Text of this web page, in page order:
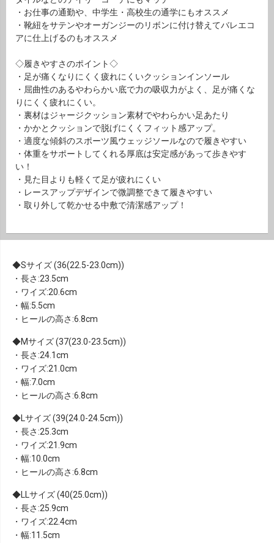
・お仕事の通勤や、中学生・高校生の通学にもオススメ
・靴紐をサテンやオーガンジーのリボンに付け替えてバレエコ
アに仕上げるのもオススメ
◇履きやすさのポイント◇
・足が痛くなりにくく疲れにくいクッションインソール
・屈曲性のあるやわらかい底で力の吸収力がよく、足が痛くな
りにくく疲れにくい。
・裏材はジャージクッション素材でやわらかい足あたり
・かかとクッションで脱げにくくフィット感アップ。
・適度な傾斜のスポーツ風ウェッジソールなので履きやすい
・体重をサポートしてくれる厚底は安定感があって歩きやす
い！
・見た目よりも軽くて足が疲れにくい
・レースアップデザインで微調整できて履きやすい
・取り外して乾かせる中敷で清潔感アップ！
Sサイズ (36(22.5-23.0cm))
・長さ:23.5cm
・ワイズ:20.6cm
・幅:5.5cm
・ヒールの高さ:6.8cm
Mサイズ (37(23.0-23.5cm))
・長さ:24.1cm
・ワイズ:21.0cm
・幅:7.0cm
・ヒールの高さ:6.8cm
Lサイズ (39(24.0-24.5cm))
・長さ:25.3cm
・ワイズ:21.9cm
・幅:10.0cm
・ヒールの高さ:6.8cm
LLサイズ (40(25.0cm))
・長さ:25.9cm
・ワイズ:22.4cm
・幅:11.5cm